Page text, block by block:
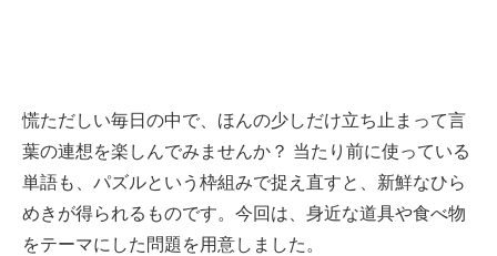
慌ただしい毎日の中で、ほんの少しだけ立ち止まって言
葉の連想を楽しんでみませんか？ 当たり前に使っている
単語も、パズルという枠組みで捉え直すと、新鮮なひら
めきが得られるものです。今回は、身近な道具や食べ物
をテーマにした問題を用意しました。